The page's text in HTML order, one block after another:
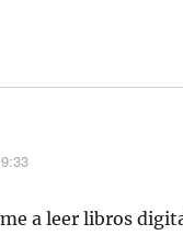
a leer libros